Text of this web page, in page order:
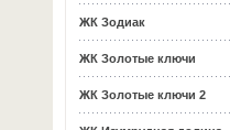
ЖК Зодиак
ЖК Золотые ключи
ЖК Золотые ключи 2